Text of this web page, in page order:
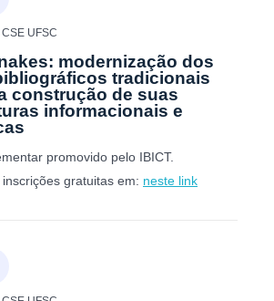
UFSC
modernização dos
tradicionais
construção de suas
informacionais e
promovido pelo IBICT.
gratuitas em: neste link